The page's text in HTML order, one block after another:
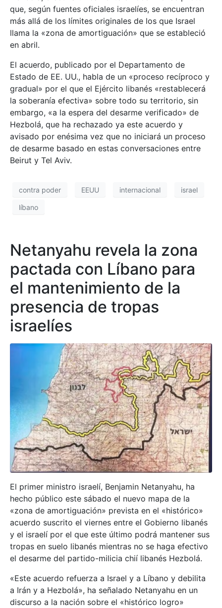
que, según fuentes oficiales israelíes, se encuentran
más allá de los límites originales de los que Israel
llama la «zona de amortiguación» que se estableció
en abril.
El acuerdo, publicado por el Departamento de
Estado de EE. UU., habla de un «proceso recíproco y
gradual» por el que el Ejército libanés «restablecerá
la soberanía efectiva» sobre todo su territorio, sin
embargo, «a la espera del desarme verificado» de
Hezbolá, que ha rechazado ya este acuerdo y
avisado por enésima vez que no iniciará un proceso
de desarme basado en estas conversaciones entre
Beirut y Tel Aviv.
contra poder EEUU internacional israel
líbano
Netanyahu revela la zona
pactada con Líbano para
el mantenimiento de la
presencia de tropas
israelíes
El primer ministro israelí, Benjamin Netanyahu, ha
hecho público este sábado el nuevo mapa de la
«zona de amortiguación» prevista en el «histórico»
acuerdo suscrito el viernes entre el Gobierno libanés
y el israelí por el que este último podrá mantener sus
tropas en suelo libanés mientras no se haga efectivo
el desarme del partido-milicia chií libanés Hezbolá.
«Este acuerdo refuerza a Israel y a Líbano y debilita
a Irán y a Hezbolá», ha señalado Netanyahu en un
discurso a la nación sobre el «histórico logro»